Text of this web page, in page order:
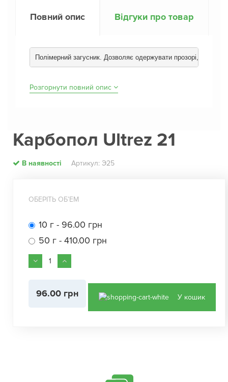
Повний опис Відгуки про товар
Полімерний загусник. Дозволяє одержувати прозорі,
Розгорнути повний опис
Карбопол Ultrez 21
В наявності Артикул: Э25
ОБЕРІТЬ ОБʼЕМ
10 г - 96.00 грн
50 г - 410.00 грн
96.00 грн У кошик